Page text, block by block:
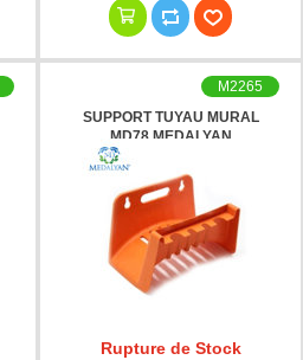
SUPPORT TUYAU MURAL
MD78 MEDALYAN
M2265
Rupture de Stock